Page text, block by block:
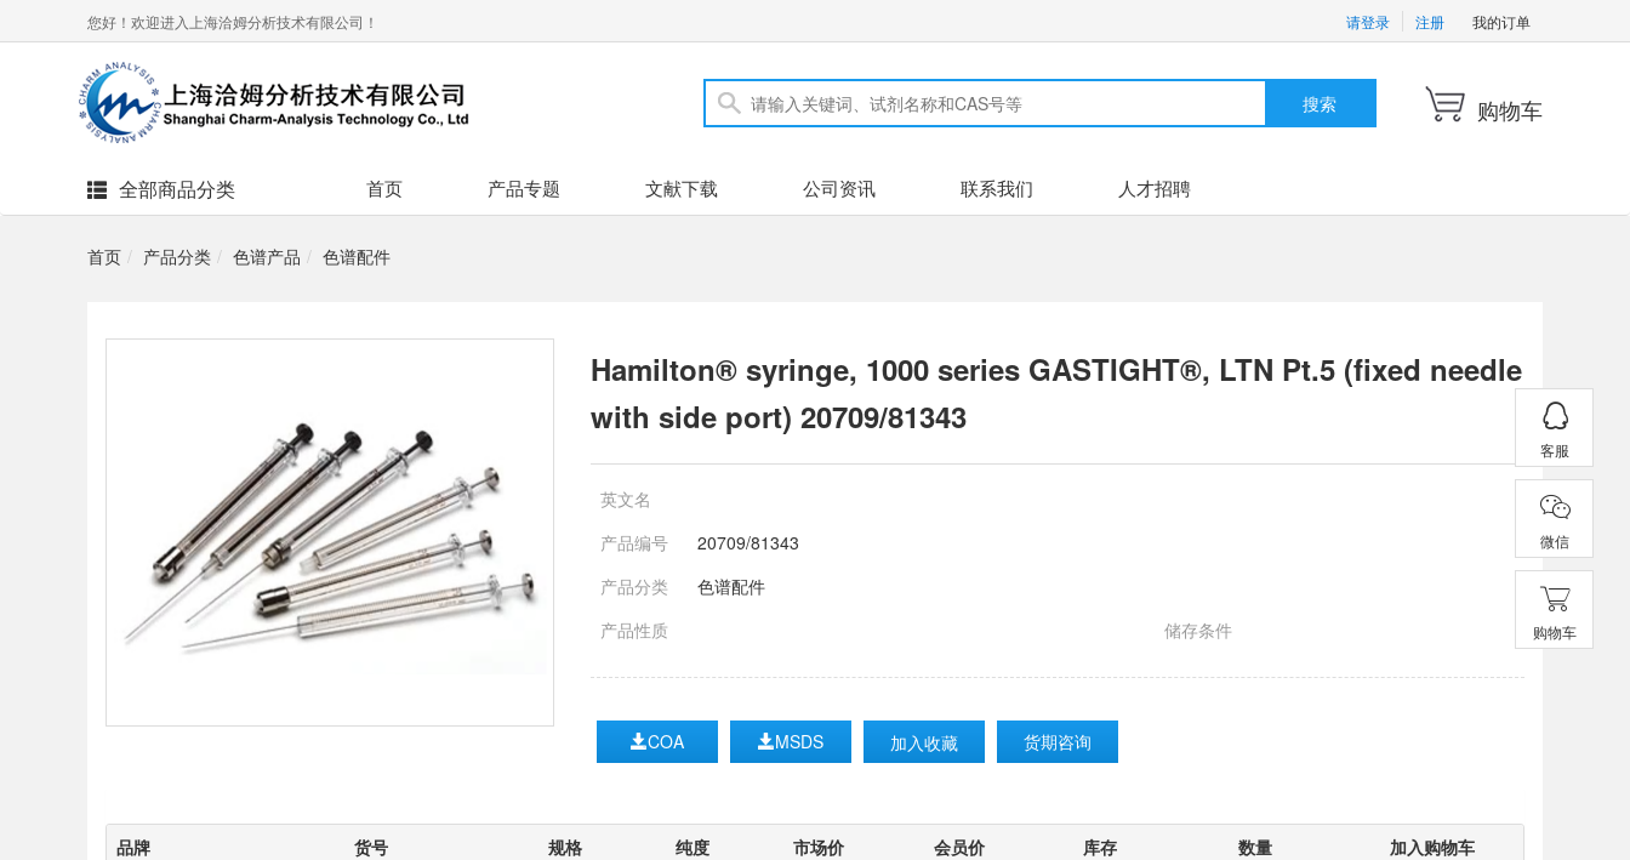
您好！欢迎进入上海洽姆分析技术有限公司！ 请登录 注册 我的订单
搜索 购物车
全部商品分类 首页 产品专题 文献下载 公司资讯 联系我们 人才招聘
首页 产品分类 色谱产品 色谱配件
Hamilton® syringe, 1000 series GASTIGHT®, LTN Pt.5 (fixed needle
with side port) 20709/81343
英文名
产品编号
20709/81343
产品分类
色谱配件
产品性质
储存条件
COA MSDS 加入收藏 货期咨询
品牌 货号 规格 纯度 市场价 会员价 库存 数量
加入购物车
客服
微信
购物车